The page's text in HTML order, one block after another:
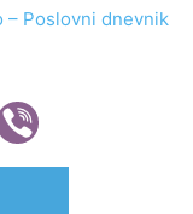
– Poslovni dnevnik